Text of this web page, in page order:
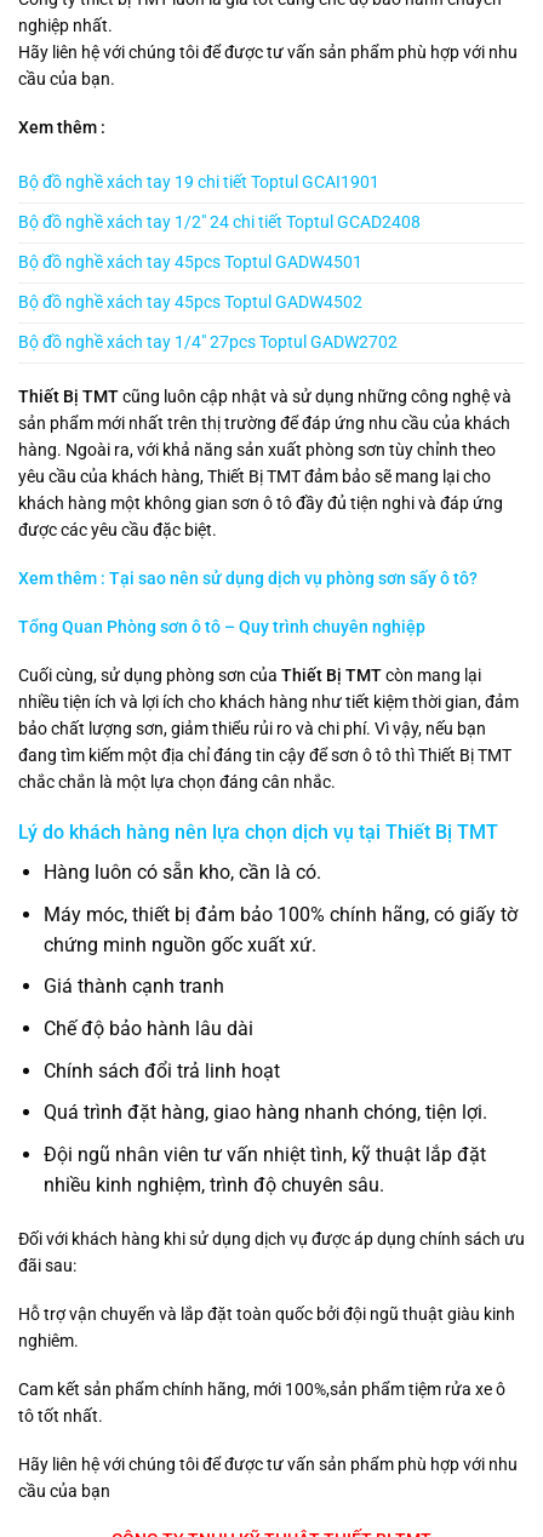
nghiệp nhất.
Hãy liên hệ với chúng tôi để được tư vấn sản phẩm phù hợp với nhu
cầu của bạn.
Xem thêm :
Bộ đồ nghề xách tay 19 chi tiết Toptul GCAI1901
Bộ đồ nghề xách tay 1/2″ 24 chi tiết Toptul GCAD2408
Bộ đồ nghề xách tay 45pcs Toptul GADW4501
Bộ đồ nghề xách tay 45pcs Toptul GADW4502
Bộ đồ nghề xách tay 1/4″ 27pcs Toptul GADW2702
Thiết Bị TMTcũng luôn cập nhật và sử dụng những công nghệ và
sản phẩm mới nhất trên thị trường để đáp ứng nhu cầu của khách
hàng. Ngoài ra, với khả năng sản xuất phòng sơn tùy chỉnh theo
yêu cầu của khách hàng, Thiết Bị TMT đảm bảo sẽ mang lại cho
khách hàng một không gian sơn ô tô đầy đủ tiện nghi và đáp ứng
được các yêu cầu đặc biệt.
Xem thêm : Tại sao nên sử dụng dịch vụ phòng sơn sấy ô tô?
Tổng Quan Phòng sơn ô tô – Quy trình chuyên nghiệp
Cuối cùng, sử dụng phòng sơn của Thiết Bị TMTcòn mang lại
nhiều tiện ích và lợi ích cho khách hàng như tiết kiệm thời gian, đảm
bảo chất lượng sơn, giảm thiểu rủi ro và chi phí. Vì vậy, nếu bạn
đang tìm kiếm một địa chỉ đáng tin cậy để sơn ô tô thì Thiết Bị TMT
chắc chắn là một lựa chọn đáng cân nhắc.
Lý do khách hàng nên lựa chọn dịch vụ tại Thiết Bị TMT
Hàng luôn có sẵn kho, cần là có.
Máy móc, thiết bị đảm bảo 100% chính hãng, có giấy tờ
chứng minh nguồn gốc xuất xứ.
Giá thành cạnh tranh
Chế độ bảo hành lâu dài
Chính sách đổi trả linh hoạt
Quá trình đặt hàng, giao hàng nhanh chóng, tiện lợi.
Đội ngũ nhân viên tư vấn nhiệt tình, kỹ thuật lắp đặt
nhiều kinh nghiệm, trình độ chuyên sâu.
Đối với khách hàng khi sử dụng dịch vụ được áp dụng chính sách ưu
đãi sau:
Hỗ trợ vận chuyển và lắp đặt toàn quốc bởi đội ngũ thuật giàu kinh
nghiêm.
Cam kết sản phẩm chính hãng, mới 100%,sản phẩm tiệm rửa xe ô
tô tốt nhất.
Hãy liên hệ với chúng tôi để được tư vấn sản phẩm phù hợp với nhu
cầu của bạn